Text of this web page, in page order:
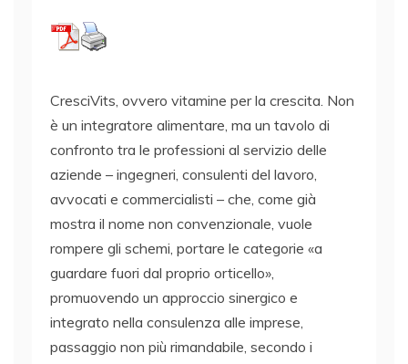
CresciVits, ovvero vitamine per la crescita. Non
è un integratore alimentare, ma un tavolo di
confronto tra le professioni al servizio delle
aziende – ingegneri, consulenti del lavoro,
avvocati e commercialisti – che, come già
mostra il nome non convenzionale, vuole
rompere gli schemi, portare le categorie «a
guardare fuori dal proprio orticello»,
promuovendo un approccio sinergico e
integrato nella consulenza alle imprese,
passaggio non più rimandabile, secondo i